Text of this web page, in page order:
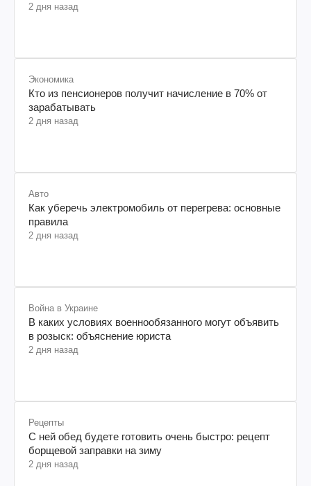
2 дня назад
Экономика
Кто из пенсионеров получит начисление в 70% от
зарабатывать
2 дня назад
Авто
Как уберечь электромобиль от перегрева: основные
правила
2 дня назад
Война в Украине
В каких условиях военнообязанного могут объявить
в розыск: объяснение юриста
2 дня назад
Рецепты
С ней обед будете готовить очень быстро: рецепт
борщевой заправки на зиму
2 дня назад